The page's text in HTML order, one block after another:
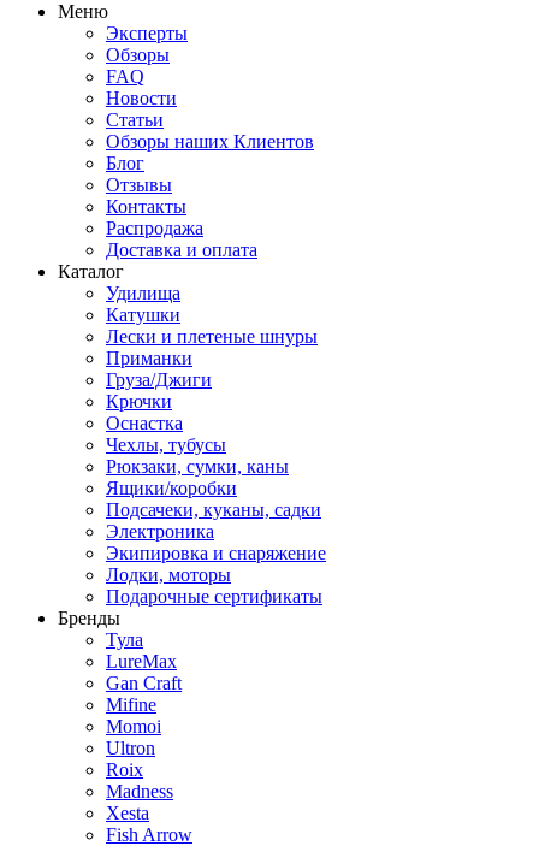
Меню
Эксперты
Обзоры
FAQ
Новости
Статьи
Обзоры наших Клиентов
Блог
Отзывы
Контакты
Распродажа
Доставка и оплата
Каталог
Удилища
Катушки
Лески и плетеные шнуры
Приманки
Груза/Джиги
Крючки
Оснастка
Чехлы, тубусы
Рюкзаки, сумки, каны
Ящики/коробки
Подсачеки, куканы, садки
Электроника
Экипировка и снаряжение
Лодки, моторы
Подарочные сертификаты
Бренды
Тула
LureMax
Gan Craft
Mifine
Momoi
Ultron
Roix
Madness
Xesta
Fish Arrow